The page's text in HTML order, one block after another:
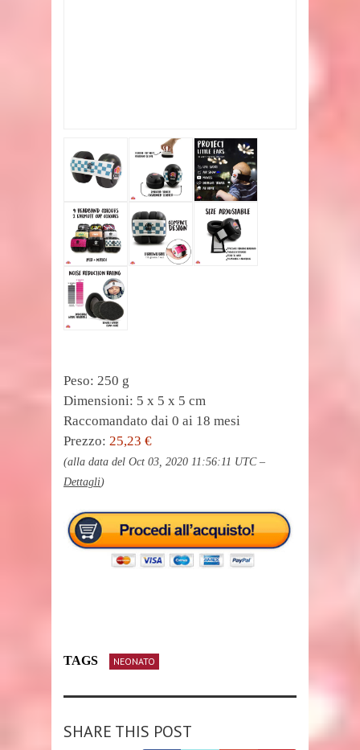
Peso: 250 g
Dimensioni: 5 x 5 x 5 cm
Raccomandato dai 0 ai 18 mesi
Prezzo: 25,23 €
(alla data del Oct 03, 2020 11:56:11 UTC –
Dettagli)
TAGS NEONATO
SHARE THIS POST